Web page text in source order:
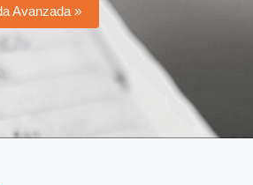
Avanzada »